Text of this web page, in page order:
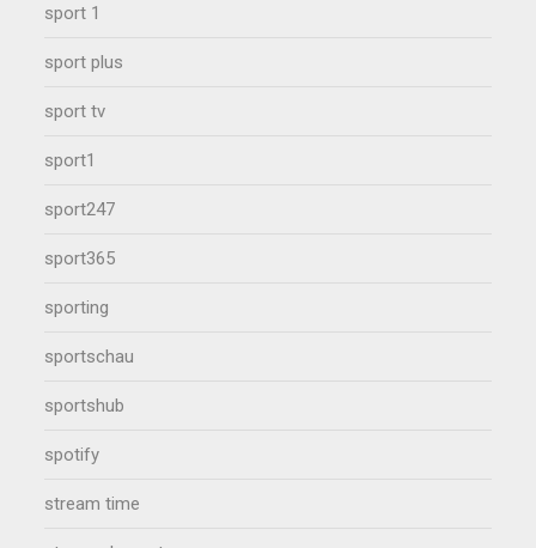
sport 1
sport plus
sport tv
sport1
sport247
sport365
sporting
sportschau
sportshub
spotify
stream time